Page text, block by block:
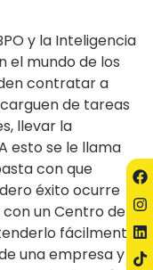
y la Inteligencia
el mundo de los
contratar a
de tareas
llevar la
esto se le llama
con que
éxito ocurre
un Centro de
fácilmente,
una empresa y el